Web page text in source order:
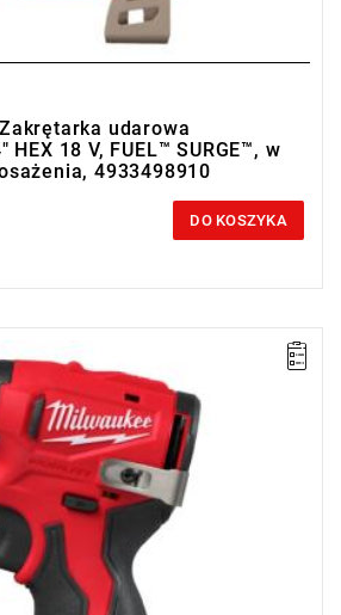
udarowa
18 V, FUEL™ SURGE™, w
4933498910
DO KOSZYKA
MILWAUKEE® Redemption Classic,
dodatkowy akumulator za 2 zł.
podmiotów posiadających NIP.
.